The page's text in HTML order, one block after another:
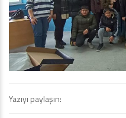
Yazıyı paylaşın: